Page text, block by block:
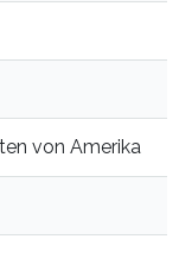
von Amerika